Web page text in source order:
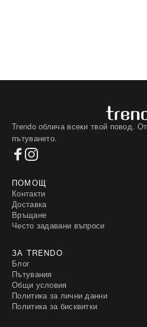
Trendo облича всеки твой повод.
пътуването.
ПОМОЩ
Контакти
Доставка
Връщане
Често задавани въпроси
ЗА TRENDO
Блог
Пътувания
Общи условия
Политика за лични данни
Политика за бисквитки